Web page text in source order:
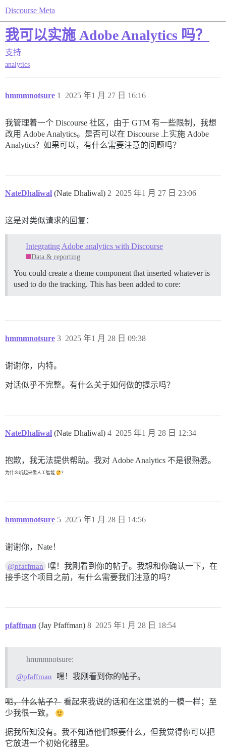
Discourse Meta
我可以实施 Adobe Analytics 吗？
支持
analytics
hmmmnotsure 2025 年1 月 27 日 16:16
1
我管理着一个 Discourse 社区，由于 GTM 有一些限制，我想
改用 Adobe Analytics。是否可以在 Discourse 上实施 Adobe
Analytics？如果可以，有什么需要注意的问题吗？
NateDhaliwal (Nate Dhaliwal) 2025 年1 月 27 日 23:06
2
这是对类似请求的回复：
Integrating Adobe analytics with Discourse
Data & reporting
You could create a theme component that inserted whatever is
used to do the tracking. This has been added to core:
hmmmnotsure 2025 年1 月 28 日 09:38
3
谢谢你，内特。
对话似乎不完整。有什么关于如何做的提示吗？
NateDhaliwal (Nate Dhaliwal) 2025 年1 月 28 日 12:34
4
抱歉，我无法提供帮助。我对 Adobe Analytics 不是很熟悉。
为什么听起来像人工智能 ？
hmmmnotsure 2025 年1 月 28 日 14:56
5
谢谢你，Nate！
@pfaffman
嘿！我刚看到你的帖子。我想和你确认一下，在
接手这个项目之前，有什么需要我们注意的吗？
pfaffman (Jay Pfaffman) 2025 年1 月 28 日 18:54
8
hmmmnotsure:
@pfaffman 嘿！我刚看到你的帖子。
呃，什么帖子？ 看起来我说的话和在这里说的一模一样；至
少我很一致。
据我所知没有。我不知道他们想要什么，但我觉得你可以把
它放进一个初始化器里。